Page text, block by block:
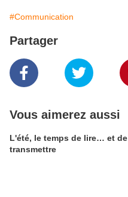
#Communication
Partager
Vous aimerez aussi
L'été, le temps de lire… et de
transmettre